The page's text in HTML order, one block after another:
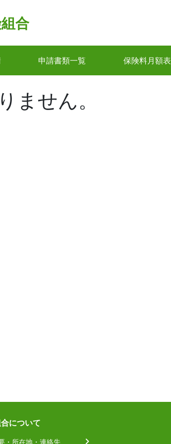
合
申請書類一覧 保険料月額表
ません。
について
・所在地・連絡先